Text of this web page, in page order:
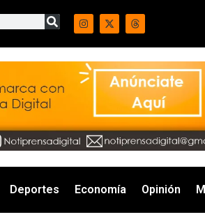
Deportes Economía Opinión